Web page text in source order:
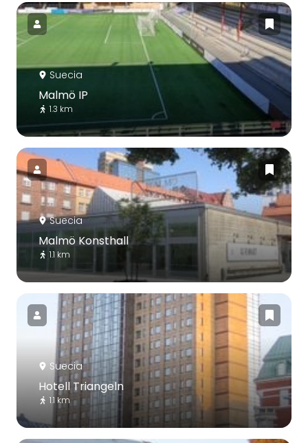
Suecia
Malmö IP
1.3 km
Suecia
Malmö Konsthall
1.1 km
Suecia
Hotell Triangeln
1.1 km